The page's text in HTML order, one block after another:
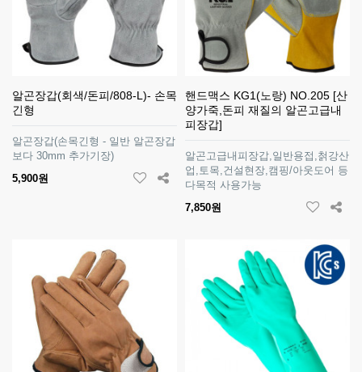
알곤장갑(회색/돈피/808-L)- 손목
긴형
알곤장갑(손목긴형 - 일반 알곤장갑
보다 30mm 추가기장)
5,900원
핸드맥스 KG1(노랑) NO.205 [산
양가죽,돈피 재질의 알곤고급내
피장갑]
알곤고급내피장갑,일반용접,첡강산
업,토목,건설현장,캠핑/아웃도어 등
다목적 사용가능
7,850원